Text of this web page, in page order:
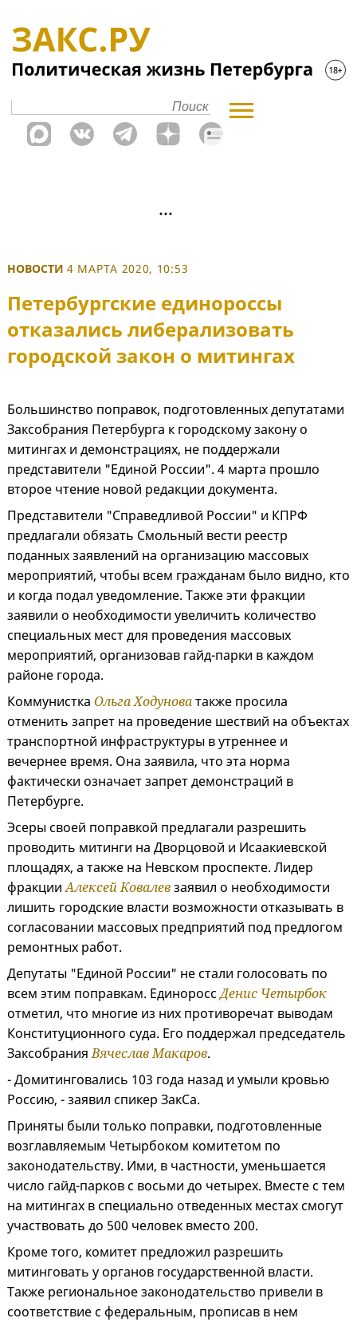
НОВОСТИ 4 МАРТА 2020, 10:53
Петербургские единороссы
отказались либерализовать
городской закон о митингах
Большинство поправок, подготовленных депутатами
Заксобрания Петербурга к городскому закону о
митингах и демонстрациях, не поддержали
представители "Единой России". 4 марта прошло
второе чтение новой редакции документа.
Представители "Справедливой России" и КПРФ
предлагали обязать Смольный вести реестр
поданных заявлений на организацию массовых
мероприятий, чтобы всем гражданам было видно, кто
и когда подал уведомление. Также эти фракции
заявили о необходимости увеличить количество
специальных мест для проведения массовых
мероприятий, организовав гайд-парки в каждом
районе города.
Коммунистка Ольга Ходуноватакже просила
отменить запрет на проведение шествий на объектах
транспортной инфраструктуры в утреннее и
вечернее время. Она заявила, что эта норма
фактически означает запрет демонстраций в
Петербурге.
Эсеры своей поправкой предлагали разрешить
проводить митинги на Дворцовой и Исаакиевской
площадях, а также на Невском проспекте. Лидер
фракцииАлексей Ковалевзаявил о необходимости
лишить городские власти возможности отказывать в
согласовании массовых предприятий под предлогом
ремонтных работ.
Депутаты "Единой России" не стали голосовать по
всем этим поправкам. ЕдинороссДенис Четырбок
отметил, что многие из них противоречат выводам
Конституционного суда. Его поддержал председатель
ЗаксобранияВячеслав Макаров.
- Домитинговались 103 года назад и умыли кровью
Россию, - заявил спикер ЗакСа.
Приняты были только поправки, подготовленные
возглавляемым Четырбоком комитетом по
законодательству. Ими, в частности, уменьшается
число гайд-парков с восьми до четырех. Вместе с тем
на митингах в специально отведенных местах смогут
участвовать до 500 человек вместо 200.
Кроме того, комитет предложил разрешить
митинговать у органов государственной власти.
Также региональное законодательство привели в
соответствие с федеральным, прописав в нем